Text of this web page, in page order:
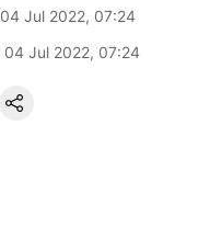
04 Jul 2022, 07:24
04 Jul 2022, 07:24